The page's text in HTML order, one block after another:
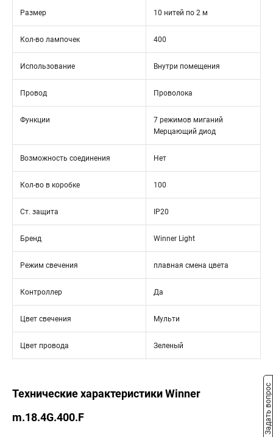
Размер 10 нитей по 2 м
Кол-во лампочек 400
Использование Внутри помещения
Провод Проволока
Функции
7 режимов миганий
Мерцающий диод
Возможность соединения Нет
Кол-во в коробке 100
Ст. защита IP20
Бренд Winner Light
Режим свечения плавная смена цвета
Контроллер Да
Цвет свечения Мульти
Цвет провода Зеленый
Технические характеристики Winner
m.18.4G.400.F
Задать вопрос